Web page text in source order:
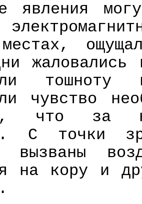
явления
жаловались
тошноту
чувство
что за
С точки
вызваны
на кору и